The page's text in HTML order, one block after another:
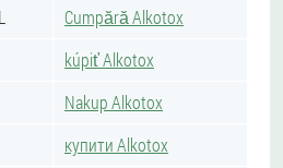
Cumpără Alkotox
kúpiť Alkotox
Nakup Alkotox
купити Alkotox